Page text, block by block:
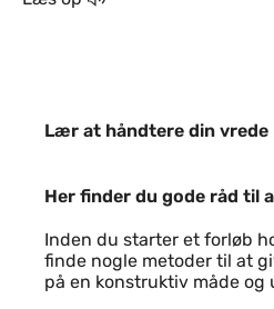
Lær at håndtere din vrede
Her finder du
Her finder du gode råd til
Inden du starter et forløb
finde nogle metoder til at
på en konstruktiv måde og